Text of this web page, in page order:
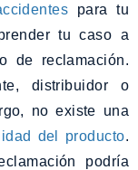
para tu
tu caso a
de reclamación.
distribuidor o
no existe una
del producto.
podría